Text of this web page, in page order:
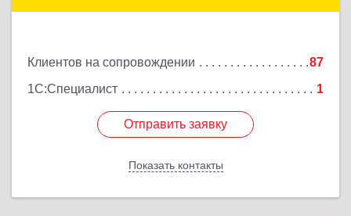
Клиентов на сопровождении
87
1С:Специалист
1
Отправить заявку
Показать контакты
Отправить заявку
Назад